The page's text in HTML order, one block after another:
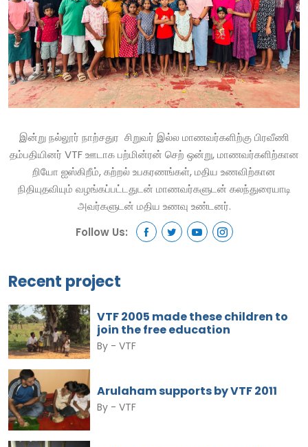
இன்று நல்லூர் நாற்சதுர சிறுவர் இல்ல மாணவர்களிற்கு பிரவீணி
தம்பதியினர் VTF ஊடாக பற்மின்ரன் செற் ஒன்று, மாணவர்களிற்கான
றியோ ஐஸ்கிறீம், கற்றல் உபகரணங்கள், மதிய உணவிற்கான
நிதியுதவியும் வழங்கப்பட்டதுடன் மாணவர்களுடன் கலந்துரையாடி
அவர்களுடன் மதிய உணவு உண்டனர்.
Follow Us:
Recent project
VTF 2005 made these children to
join the free education
By - VTF
Arulaham supports by VTF 2011
By - VTF